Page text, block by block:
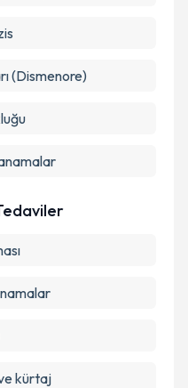
(Dismenore)
kürtaj